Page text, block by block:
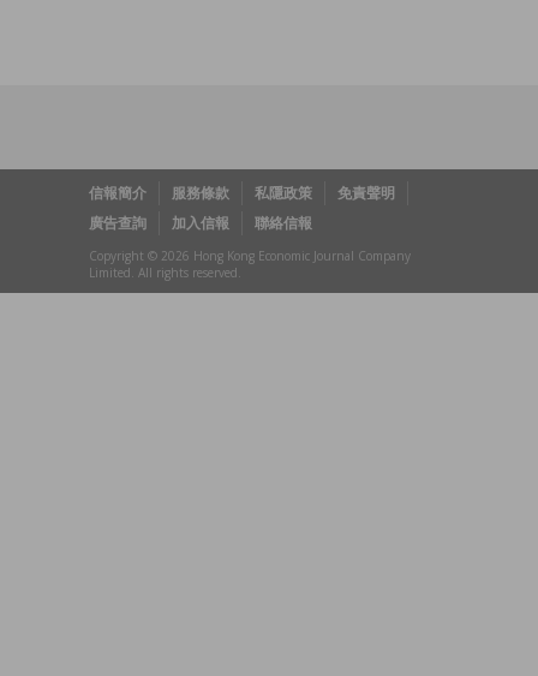
信報簡介 服務條款 私隱政策
免責聲明
廣告查詢
加入信報 聯絡信報
Copyright © 2026 Hong Kong Economic Journal Company
Limited. All rights reserved.